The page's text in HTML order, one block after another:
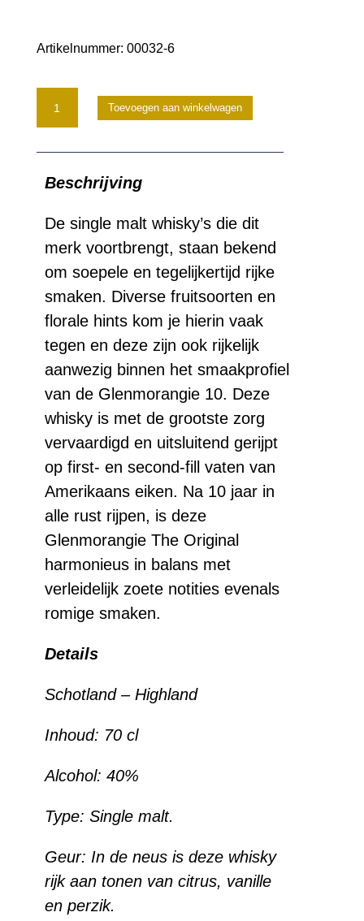
Artikelnummer: 00032-6
Glenmorangie
Original
years
old
aantal
Toevoegen aan winkelwagen
Beschrijving
De single malt whisky’s die dit
merk voortbrengt, staan bekend
om soepele en tegelijkertijd rijke
smaken. Diverse fruitsoorten en
florale hints kom je hierin vaak
tegen en deze zijn ook rijkelijk
aanwezig binnen het smaakprofiel
van de Glenmorangie 10. Deze
whisky is met de grootste zorg
vervaardigd en uitsluitend gerijpt
op first- en second-fill vaten van
Amerikaans eiken. Na 10 jaar in
alle rust rijpen, is deze
Glenmorangie The Original
harmonieus in balans met
verleidelijk zoete notities evenals
romige smaken.
Details
Schotland – Highland
Inhoud: 70 cl
Alcohol: 40%
Type: Single malt.
Geur: In de neus is deze whisky
rijk aan tonen van citrus, vanille
en perzik.